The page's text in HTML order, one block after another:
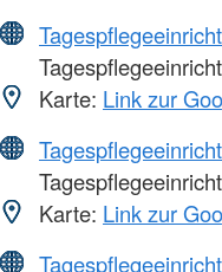
Karte: Link zur
Karte: Link zur